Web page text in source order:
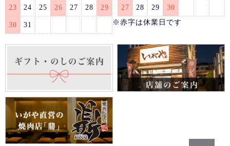
23 24 25 26 27 28 29
30 31
27 28 29
30
※赤字は休業日です